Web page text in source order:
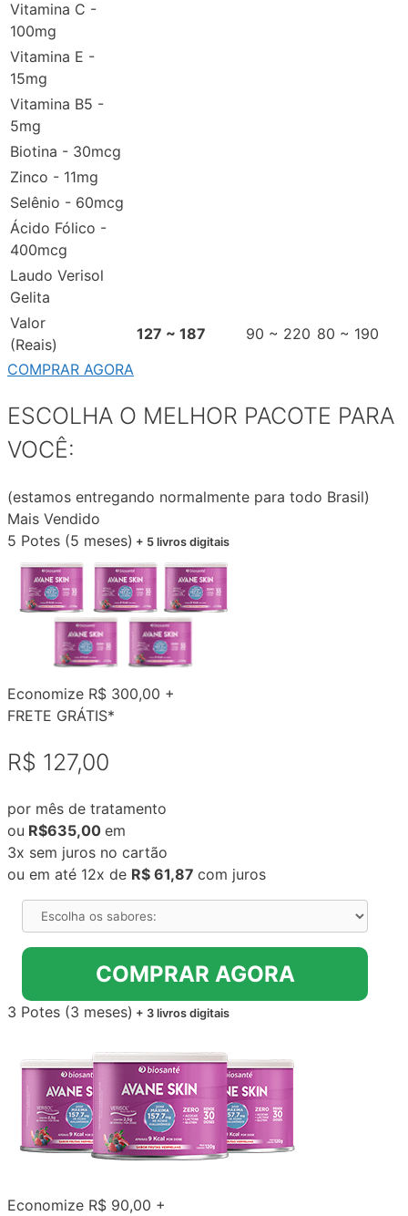
Vitamina C -
100mg
Vitamina E -
15mg
Vitamina B5 -
5mg
Biotina - 30mcg
Zinco - 11mg
Selênio - 60mcg
Ácido Fólico -
400mcg
Laudo Verisol
Gelita
Valor
(Reais)
127 ~ 187 90 ~ 220 80 ~ 190
COMPRAR AGORA
ESCOLHA O MELHOR PACOTE PARA
VOCÊ:
(estamos entregando normalmente para todo Brasil)
Mais Vendido
5 Potes (5 meses) + 5 livros digitais
Economize R$ 300,00 +
FRETE GRÁTIS*
R$ 127,00
por mês de tratamento
ou R$635,00 em
3x sem juros no cartão
ou em até 12x de R$ 61,87 com juros
COMPRAR AGORA
3 Potes (3 meses) + 3 livros digitais
Economize R$ 90,00 +